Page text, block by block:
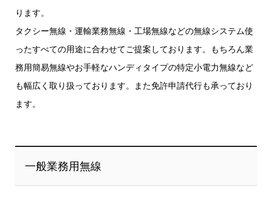
ります。
タクシー無線・運輸業務無線・工場無線などの無線システム使
ったすべての用途に合わせてご提案しております。もちろん業
務用簡易無線やお手軽なハンディタイプの特定小電力無線など
も幅広く取り扱っております。また免許申請代行も承っており
ます。
一般業務用無線